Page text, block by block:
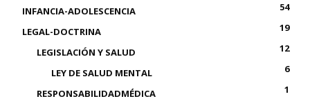
INFANCIA-ADOLESCENCIA
54
LEGAL-DOCTRINA
19
LEGISLACIÓN Y SALUD
12
LEY DE SALUD MENTAL
6
RESPONSABILIDADMÉDICA
1